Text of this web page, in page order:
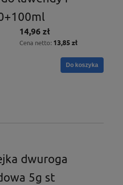
14,96 zł
Cena netto: 13,85 zł
Do koszyka
dwuroga
5g st